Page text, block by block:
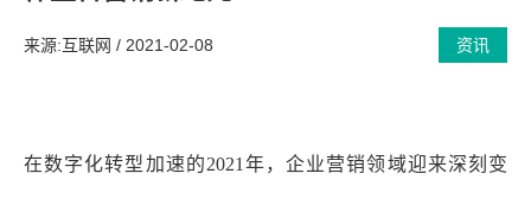
资讯
来源:互联网 / 2021-02-08
在数字化转型加速的2021年，企业营销领域迎来深刻变